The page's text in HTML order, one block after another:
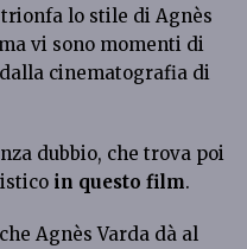
lo stile di Agnès
vi sono momenti di
cinematografia di
dubbio, che trova poi
in questo film.
che Agnès Varda dà al